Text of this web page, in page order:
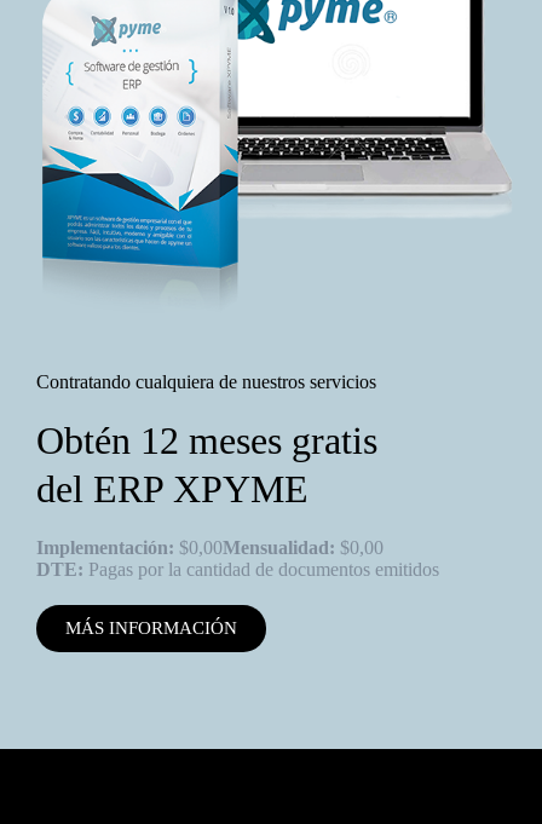
Contratando cualquiera de nuestros servicios
Obtén 12 meses gratis
del ERP XPYME
Implementación: $0,00Mensualidad: $0,00
DTE: Pagas por la cantidad de documentos emitidos
MÁS INFORMACIÓN